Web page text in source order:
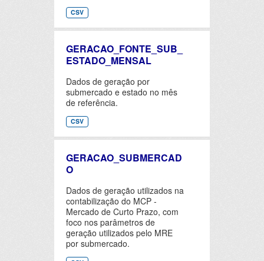
CSV
GERACAO_FONTE_SUB_
ESTADO_MENSAL
Dados de geração por
submercado e estado no mês
de referência.
CSV
GERACAO_SUBMERCAD
O
Dados de geração utilizados na
contabilização do MCP -
Mercado de Curto Prazo, com
foco nos parâmetros de
geração utilizados pelo MRE
por submercado.